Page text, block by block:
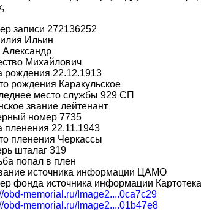
записи 272136252
Ильин
Михайлович
рождения 22.12.1913
рождения Каракульское
место службы 929 СП
звание лейтенант
номер 7735
пленения 22.11.1943
пленения Черкассы
шталаг 319
попал в плен
источника информации ЦАМО
фонда источника информации
obd-memorial.ru/Image2....0ca7c29
obd-memorial.ru/Image2....01b47e8